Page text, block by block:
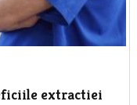
extractiei